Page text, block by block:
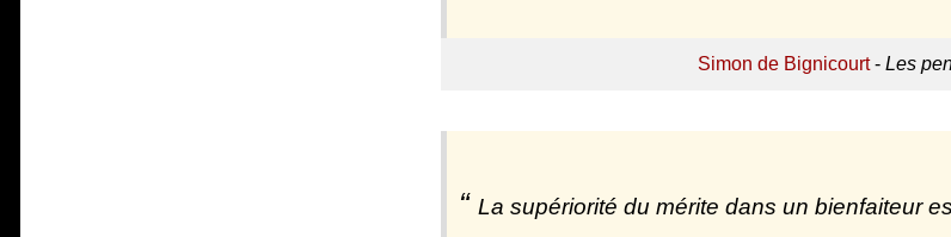
Simon de Bignicourt- Les
La supériorité du mérite dans un bienfaiteur